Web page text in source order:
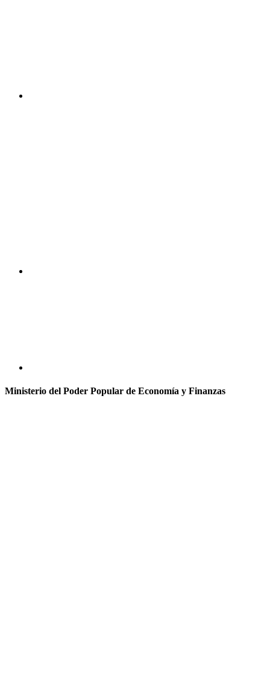
Ministerio del Poder Popular de Economía y Finanzas